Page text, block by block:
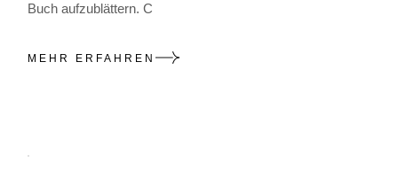
Buch aufzublättern. C
MEHR ERFAHREN